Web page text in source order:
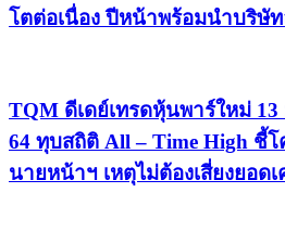
โตต่อเนื่อง ปีหน้าพร้อมนำบริษั
TQM ดีเดย์เทรดหุ้นพาร์ใหม่
64 ทุบสถิติ All – Time High ชี้
นายหน้าฯ เหตุไม่ต้องเสี่ยงยอด